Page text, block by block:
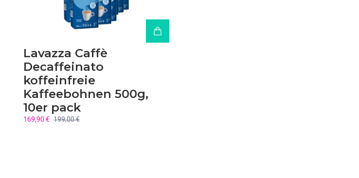
Lavazza Caffè
Decaffeinato
koffeinfreie
Kaffeebohnen 500g,
10er pack
169,90 € 199,00 €